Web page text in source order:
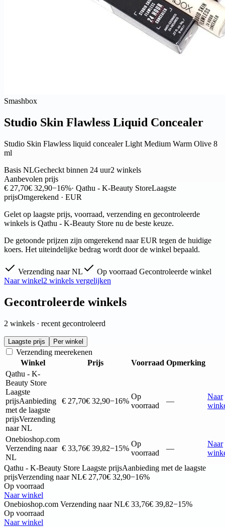
Smashbox
Studio Skin Flawless Liquid Concealer
Studio Skin Flawless liquid concealer Light Medium Warm Olive 8
ml
Basis NLGecheckt binnen 24 uur2 winkels
Aanbevolen prijs
€ 27,70€ 32,90−16%· Qathu - K-Beauty StoreLaagste
prijsOmgerekend · EUR
Gelet op laagste prijs, voorraad, verzending en gecontroleerde
winkels is Qathu - K-Beauty Store nu de beste keuze.
De getoonde prijzen zijn omgerekend naar EUR tegen de huidige
koers. Het uiteindelijke bedrag wordt door de winkel bepaald.
Verzending naar NL Op voorraad Gecontroleerde winkel
Naar winkel2 winkels vergelijken
Gecontroleerde winkels
2 winkels · recent gecontroleerd
Laagste prijs Per winkel
Verzending meerekenen
Winkel
Prijs Voorraad Opmerking
Qathu - K-
Beauty Store
Laagste
prijsAanbieding
met de laagste
prijsVerzending
naar NL
€ 27,70€ 32,90−16%
Op
voorraad
—
Naar
Onebioshop.com
Verzending naar
NL
€ 33,76€ 39,82−15%
Op
voorraad
—
Naar
Qathu - K-Beauty Store Laagste prijsAanbieding met de laagste
prijsVerzending naar NL€ 27,70€ 32,90−16%
Op voorraad
Naar winkel
Onebioshop.com Verzending naar NL€ 33,76€ 39,82−15%
Op voorraad
Naar winkel